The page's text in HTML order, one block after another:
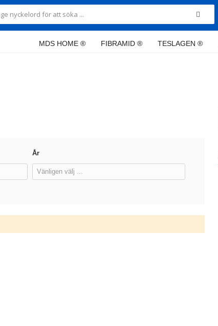
MDS HOME ® FIBRAMID ® TESLAGEN ®
År
Vänligen välj ...